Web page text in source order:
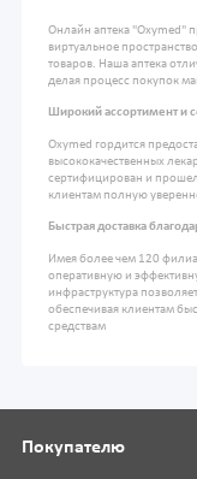
Онлайн аптека "Oxymed"
виртуальное
товаров. Наша аптека
делая процесс покупок
Широкий ассортимент и
Oxymed гордится
высококачественных
сертифицирован и
клиентам полную
Быстрая доставка
Имея более чем 120
оперативную и
инфраструктура
обеспечивая клиентам
средствам
Покупателю